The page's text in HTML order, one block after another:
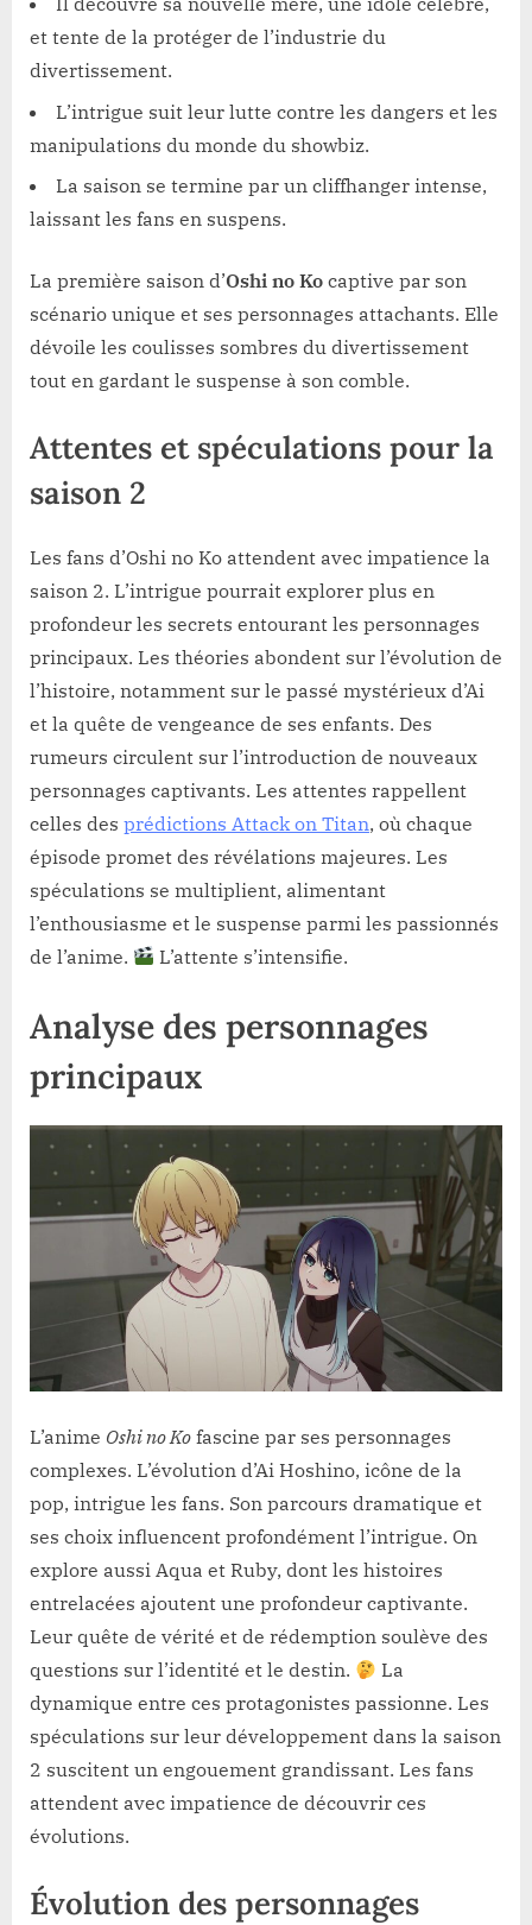
et tente de la protéger de l’industrie du
divertissement.
L’intrigue suit leur lutte contre les dangers et les
manipulations du monde du showbiz.
La saison se termine par un cliffhanger intense,
laissant les fans en suspens.
La première saison d’Oshi no Ko captive par son
scénario unique et ses personnages attachants. Elle
dévoile les coulisses sombres du divertissement
tout en gardant le suspense à son comble.
Attentes et spéculations pour la
saison 2
Les fans d’Oshi no Ko attendent avec impatience la
saison 2. L’intrigue pourrait explorer plus en
profondeur les secrets entourant les personnages
principaux. Les théories abondent sur l’évolution de
l’histoire, notamment sur le passé mystérieux d’Ai
et la quête de vengeance de ses enfants. Des
rumeurs circulent sur l’introduction de nouveaux
personnages captivants. Les attentes rappellent
celles des prédictions Attack on Titan, où chaque
épisode promet des révélations majeures. Les
spéculations se multiplient, alimentant
l’enthousiasme et le suspense parmi les passionnés
de l’anime.
L’attente s’intensifie.
Analyse des personnages
principaux
L’anime Oshi no Ko fascine par ses personnages
complexes. L’évolution d’Ai Hoshino, icône de la
pop, intrigue les fans. Son parcours dramatique et
ses choix influencent profondément l’intrigue. On
explore aussi Aqua et Ruby, dont les histoires
entrelacées ajoutent une profondeur captivante.
Leur quête de vérité et de rédemption soulève des
questions sur l’identité et le destin.
La
dynamique entre ces protagonistes passionne. Les
spéculations sur leur développement dans la saison
2 suscitent un engouement grandissant. Les fans
attendent avec impatience de découvrir ces
évolutions.
Évolution des personnages